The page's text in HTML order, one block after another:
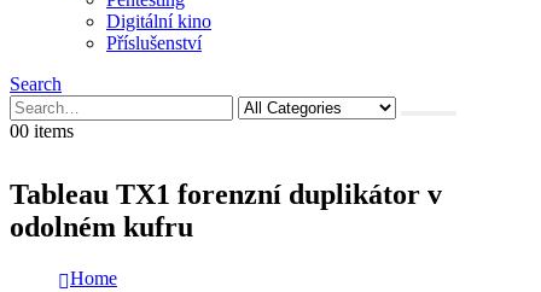
Digitální kino
Příslušenství
Search
00 items
Tableau TX1 forenzní duplikátor v
odolném kufru
Home